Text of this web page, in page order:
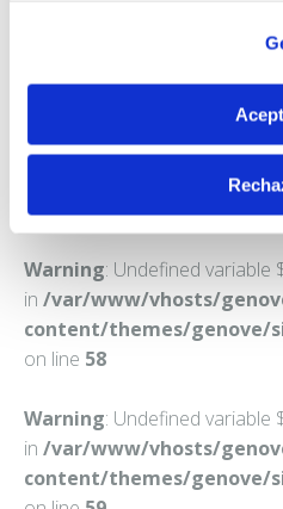
Teléfono:922786019
Warning: Undefined variable
in /var/www/vhosts/
content/themes/genove/
on line 58
Warning: Undefined variable
in /var/www/vhosts/
content/themes/genove/